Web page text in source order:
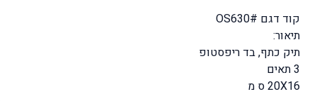
קוד דגם #OS630
תיאור:
תיק כתף, בד ריפסטופ
3 תאים
20X16 ס מ